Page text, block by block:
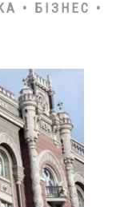
• БІЗНЕС •